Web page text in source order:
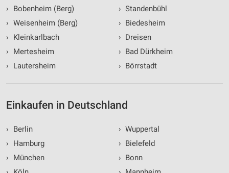
›
Bobenheim (Berg)
› Weisenheim (Berg)
›
Kleinkarlbach
›
Mertesheim
›
Lautersheim
› Standenbühl
› Biedesheim
› Dreisen
› Bad Dürkheim
› Börrstadt
Einkaufen in Deutschland
›
Berlin
›
Hamburg
›
München
› Wuppertal
› Bielefeld
› Bonn